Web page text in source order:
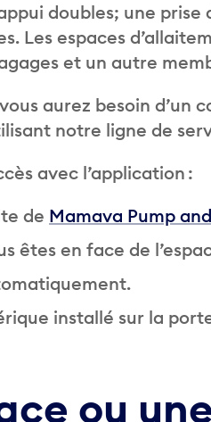
doubles; une
Les espaces
et un autre
aurez besoin d’un
notre ligne de
avec l’application :
de Mamava Pump
êtes en face de
installé sur la
ou